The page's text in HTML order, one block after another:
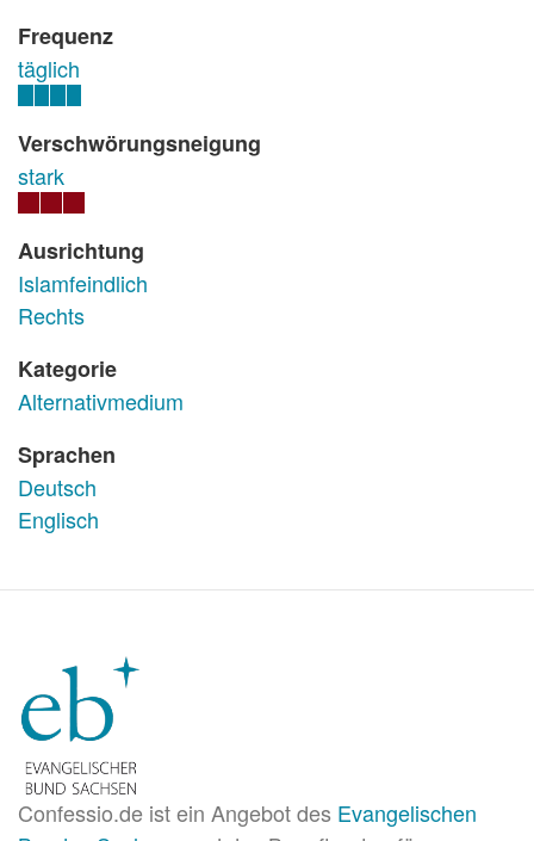
Frequenz
täglich
Verschwörungsneigung
stark
Ausrichtung
Islamfeindlich
Rechts
Kategorie
Alternativmedium
Sprachen
Deutsch
Englisch
Confessio.de ist ein Angebot des Evangelischen